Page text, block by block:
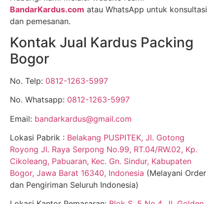
BandarKardus.com atau WhatsApp untuk konsultasi
dan pemesanan.
Kontak Jual Kardus Packing
Bogor
No. Telp: 0812-1263-5997
No. Whatsapp: 0812-1263-5997
Email: bandarkardus@gmail.com
Lokasi Pabrik : Belakang PUSPITEK, Jl. Gotong
Royong Jl. Raya Serpong No.99, RT.04/RW.02, Kp.
Cikoleang, Pabuaran, Kec. Gn. Sindur, Kabupaten
Bogor, Jawa Barat 16340, Indonesia (Melayani Order
dan Pengiriman Seluruh Indonesia)